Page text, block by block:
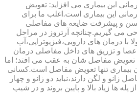
این بیماری می افزاید: تعویض
این بیماری است.اغلب ما برای
و پیشرفت ضایعه های مفاصلی
می گیریم.چنانچه آرتروز در مراحل
با درمان های دارویی،فیزیوتراپی،آب
عصا و تزریق های داخل مفاصلی درمان
مفاصل شان به عقب می افتد؛ اما
بیماری تنها تعویض مفاصل است.کسانی
زانو و لگن دارند،نباید دو زانو و چهار
پله ها زیاد بالا و پایین بروند و در شیب